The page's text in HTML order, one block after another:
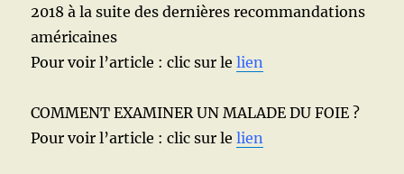
2018 à la suite des dernières recommandations
américaines
Pour voir l’article : clic sur lelien
COMMENT EXAMINER UN MALADE DU FOIE ?
Pour voir l’article : clic sur lelien